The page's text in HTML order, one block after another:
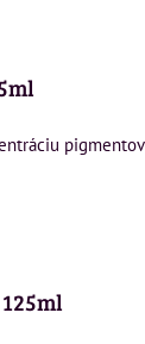
pigmentov